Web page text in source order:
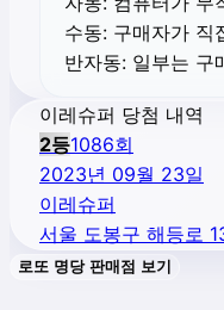
수동: 구매자가 직
반자동: 일부는 구
이레슈퍼 당첨 내역
2등1086회
2023년 09월 23일
이레슈퍼
서울 도봉구 해등로
로또 명당 판매점 보기